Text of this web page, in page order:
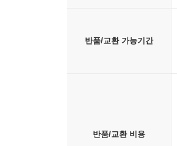
반품/교환 가능기간
반품/교환 비용